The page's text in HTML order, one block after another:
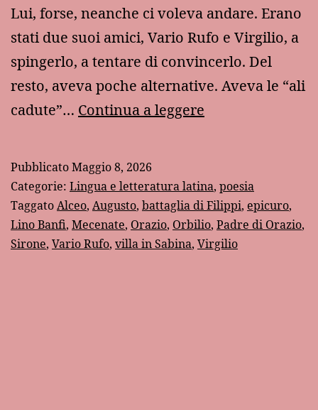
Lui, forse, neanche ci voleva andare. Erano
stati due suoi amici, Vario Rufo e Virgilio, a
spingerlo, a tentare di convincerlo. Del
resto, aveva poche alternative. Aveva le “ali
cadute”… Continua a leggere
Orazio
PubblicatoMaggio 8, 2026
Categorie: Lingua e letteratura latina, poesia
TaggatoAlceo, Augusto, battaglia di Filippi, epicuro,
Lino Banfi, Mecenate, Orazio, Orbilio, Padre di Orazio,
Sirone, Vario Rufo, villa in Sabina, Virgilio